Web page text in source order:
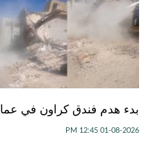
بدء هدم فندق كراون في
01-08-2026 12:45 PM